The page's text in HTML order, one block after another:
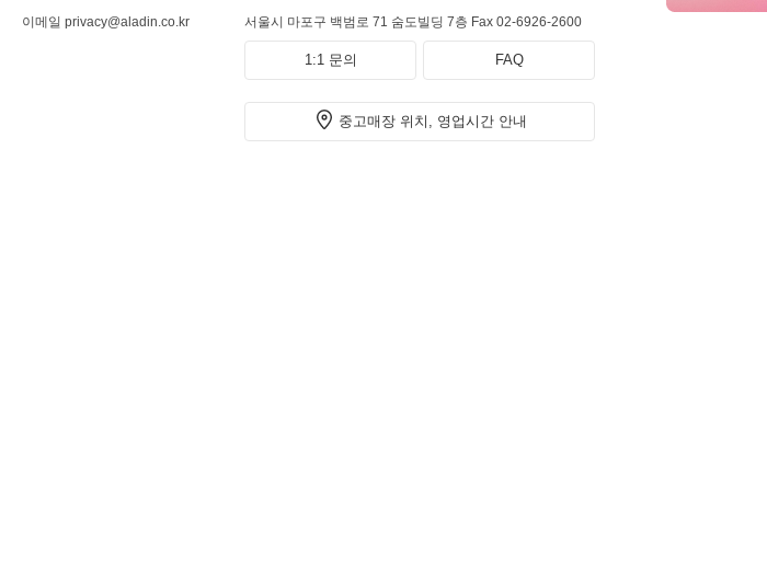
이메일 privacy@aladin.co.kr
서울시 마포구 백범로 71 숨도빌딩 7층 Fax 02-6926-2600
1:1 문의 FAQ
중고매장 위치, 영업시간 안내